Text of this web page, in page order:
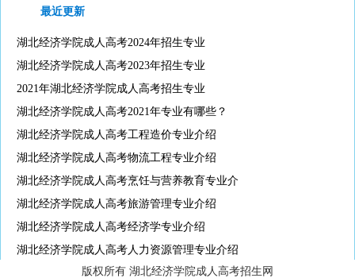
最近更新
湖北经济学院成人高考2024年招生专业
湖北经济学院成人高考2023年招生专业
2021年湖北经济学院成人高考招生专业
湖北经济学院成人高考2021年专业有哪些？
湖北经济学院成人高考工程造价专业介绍
湖北经济学院成人高考物流工程专业介绍
湖北经济学院成人高考烹饪与营养教育专业介
湖北经济学院成人高考旅游管理专业介绍
湖北经济学院成人高考经济学专业介绍
湖北经济学院成人高考人力资源管理专业介绍
版权所有 湖北经济学院成人高考招生网